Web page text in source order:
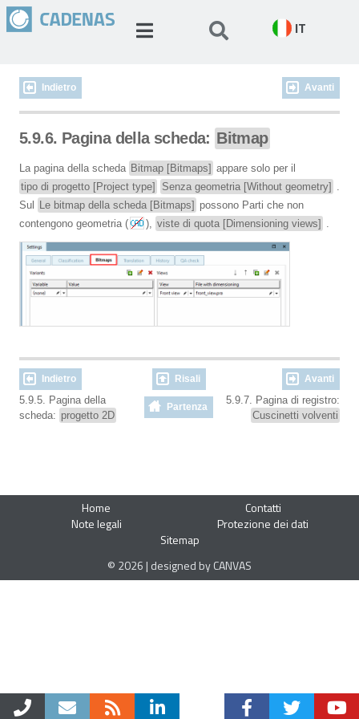
IT
Indietro Avanti
5.9.6. Pagina della scheda: Bitmap
La pagina della scheda Bitmap [Bitmaps] appare solo per il
tipo di progetto [Project type]
Senza geometria [Without geometry] .
Sul
Le bitmap della scheda [Bitmaps] possono Parti che non
contengono geometria (
), viste di quota [Dimensioning views] .
Indietro Risali Avanti
5.9.5. Pagina della
scheda: progetto 2D
Partenza
5.9.7. Pagina di registro:
Cuscinetti volventi
Home
Contatti
Note legali
Protezione dei dati
Sitemap
© 2026 | designed by CANVAS